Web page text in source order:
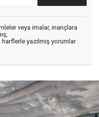
veya imalar, inançlara
yazılmış yorumlar